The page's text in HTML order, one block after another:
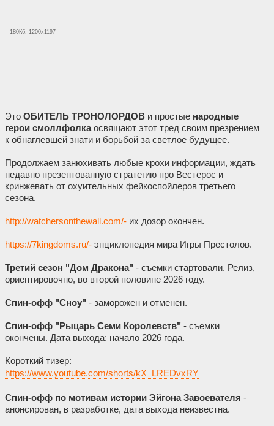
180Кб, 1200x1197
Это ОБИТЕЛЬ ТРОНОЛОРДОВ и простые народные
герои смоллфолкаосвящают этот тред своим презрением
к обнаглевшей знати и борьбой за светлое будущее.
Продолжаем занюхивать любые крохи информации, ждать
недавно презентованную стратегию про Вестерос и
кринжевать от охуительных фейкоспойлеров третьего
сезона.
http://watchersonthewall.com/- их дозор окончен.
https://7kingdoms.ru/- энциклопедия мира Игры Престолов.
Третий сезон "Дом Дракона" - съемки стартовали. Релиз,
ориентировочно, во второй половине 2026 году.
Спин-офф "Сноу" - заморожен и отменен.
Спин-офф "Рыцарь Семи Королевств" - съемки
окончены. Дата выхода: начало 2026 года.
Короткий тизер:
https://www.youtube.com/shorts/kX_LREDvxRY
Спин-офф по мотивам истории Эйгона Завоевателя -
анонсирован, в разработке, дата выхода неизвестна.